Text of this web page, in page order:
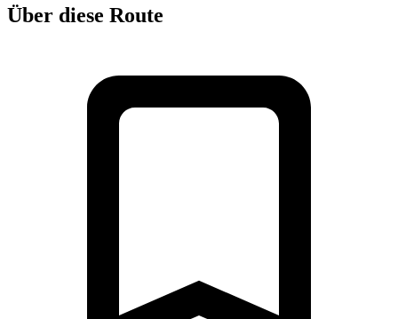
Über diese Route